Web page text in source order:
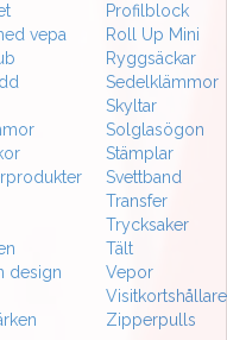
Profilblock
vepa
Roll Up Mini
Ryggsäckar
Sedelklämmor
Skyltar
Solglasögon
Stämplar
Svettband
Transfer
Trycksaker
Tält
design
Vepor
Visitkortshållare
Zipperpulls